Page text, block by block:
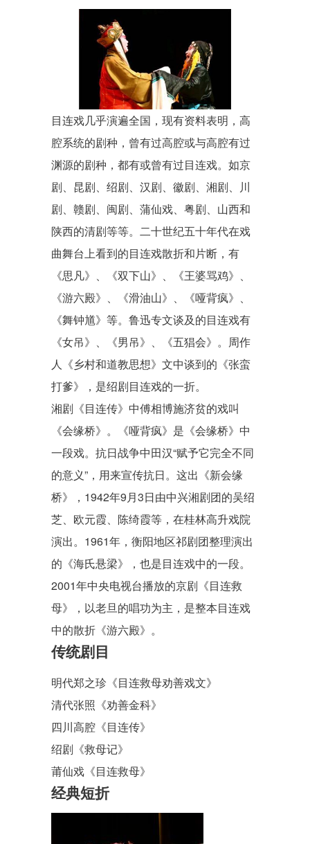
目连戏几乎演遍全国，现有资料表明， 高
腔系统的剧种，曾有过高腔或与高腔有过
渊源的剧种，都有或曾有过目连戏。如京
剧、 昆剧、 绍剧、 汉剧、 徽剧、 湘剧、 川
剧、 赣剧、 闽剧、 蒲仙戏、 粤剧、山西和
陕西的清剧等等。二十世纪五十年代在戏
曲舞台上看到的目连戏散折和片断，有
《思凡》 、 《双下山》 、《王婆骂鸡》、
《游六殿》 、《滑油山》、 《哑背疯》 、
《舞钟馗》 等。鲁迅专文谈及的目连戏有
《女吊》 、 《男吊》 、 《五猖会》 。 周作
人 《乡村和道教思想》文中谈到的《张蛮
打爹》，是绍剧目连戏的一折。
湘剧《目连传》中傅相博施济贫的戏叫
《会缘桥》。《哑背疯》是《会缘桥》中
一段戏。抗日战争中田汉“赋予它完全不同
的意义”，用来宣传抗日。这出《新会缘
桥》，1942年9月3日由中兴湘剧团的吴绍
芝、欧元霞、 陈绮霞等，在桂林高升戏院
演出。1961年，衡阳地区祁剧团整理演出
的《海氏悬梁》，也是目连戏中的一段。
2001年中央电视台播放的京剧《目连救
母》，以老旦的唱功为主，是整本目连戏
中的散折 《游六殿》 。
传统剧目
明代郑之珍 《目连救母劝善戏文》
清代张照 《劝善金科》
四川高腔 《目连传》
绍剧 《救母记》
莆仙戏 《目连救母》
经典短折